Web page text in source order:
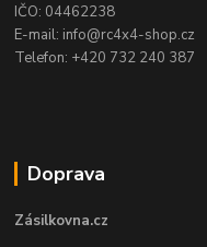
IČO: 04462238
E-mail: info@rc4x4-shop.cz
Telefon: +420 732 240 387
Doprava
Zásilkovna.cz